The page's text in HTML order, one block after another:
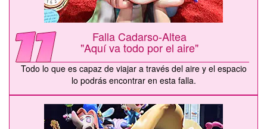
Falla Cadarso-Altea
"Aquí va todo por el aire"
Todo lo que es capaz de viajar a través del aire y el espacio
lo podrás encontrar en esta falla.